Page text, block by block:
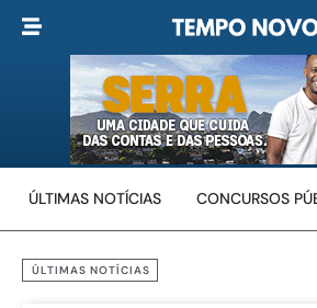
ÚLTIMAS NOTÍCIAS CONCURSOS
ÚLTIMAS NOTÍCIAS